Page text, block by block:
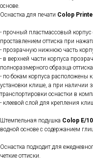
основе.
Оснастка для печати Colop
- прочный пластмассовый
проставлением оттиска при
- прозрачную нижнюю часть
- в верхней части корпуса
полноразмерного образца оттиска,
- по бокам корпуса расположены
установки клише, а при наличии
транспортировки оснастки в
- клеевой слой для крепления
Штемпельная подушка Colop E/10
водной основе с содержанием
Оснастка подходит для
четкие оттиски.